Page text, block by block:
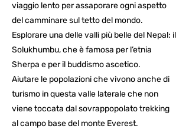
viaggio lento per assaporare ogni aspetto
del camminare sul tetto del mondo.
Esplorare una delle valli più belle del Nepal: il
Solukhumbu, che è famosa per l’etnia
Sherpa e per il buddismo ascetico.
Aiutare le popolazioni che vivono anche di
turismo in questa valle laterale che non
viene toccata dal sovrappopolato trekking
al campo base del monte Everest.